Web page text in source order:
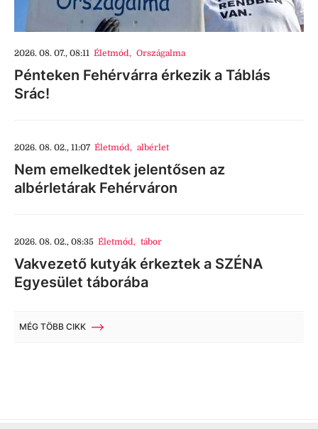
2026. 08. 07., 08:11 Életmód, Országalma
Pénteken Fehérvárra érkezik a Táblás
Srác!
2026. 08. 02., 11:07 Életmód, albérlet
Nem emelkedtek jelentősen az
albérletárak Fehérváron
2026. 08. 02., 08:35 Életmód, tábor
Vakvezető kutyák érkeztek a SZÉNA
Egyesület táborába
MÉG TÖBB CIKK